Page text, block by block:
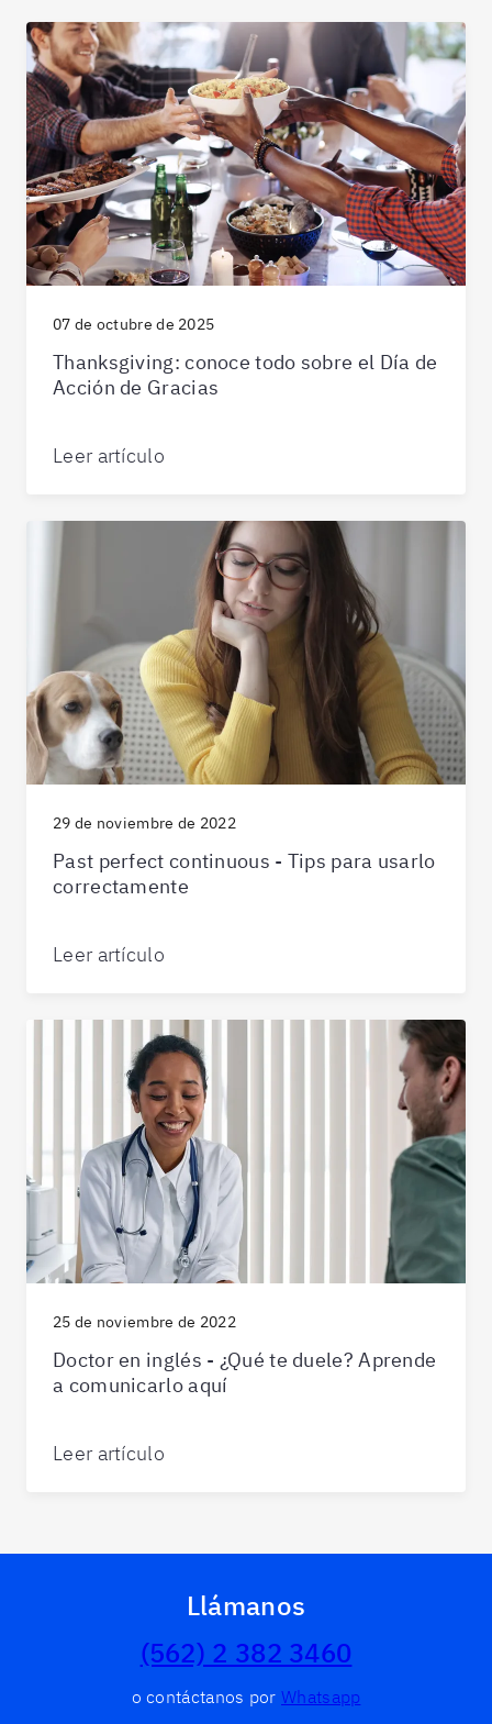
07 de octubre de 2025
Thanksgiving: conoce todo sobre el Día de
Acción de Gracias
Leer artículo
29 de noviembre de 2022
Past perfect continuous - Tips para usarlo
correctamente
Leer artículo
25 de noviembre de 2022
Doctor en inglés - ¿Qué te duele? Aprende
a comunicarlo aquí
Leer artículo
Llámanos
(562) 2 382 3460
o contáctanos por Whatsapp